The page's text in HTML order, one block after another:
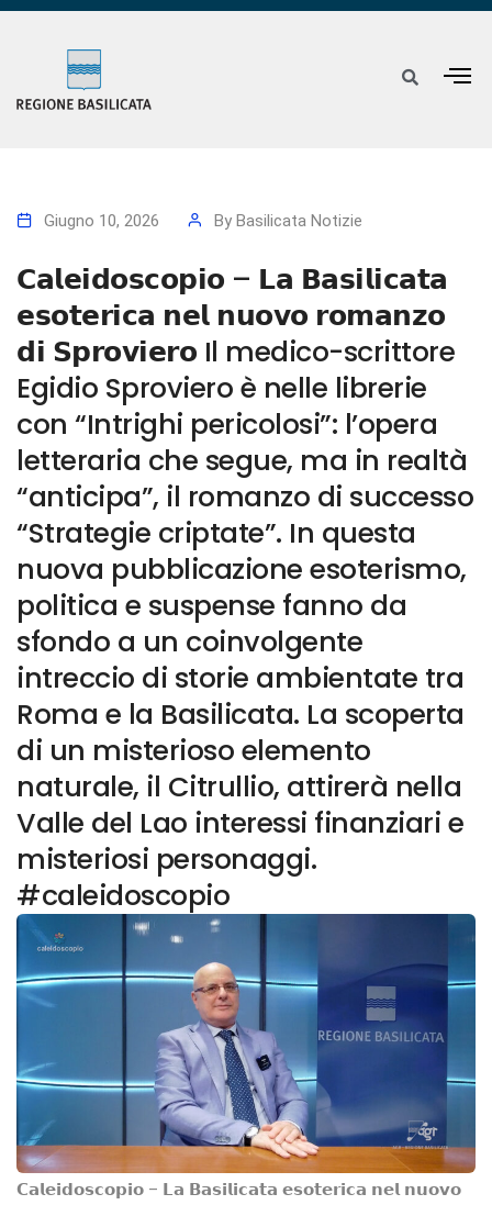
Giugno 10, 2026 By Basilicata Notizie
𝗖𝗮𝗹𝗲𝗶𝗱𝗼𝘀𝗰𝗼𝗽𝗶𝗼 – 𝗟𝗮 𝗕𝗮𝘀𝗶𝗹𝗶𝗰𝗮𝘁𝗮
𝗲𝘀𝗼𝘁𝗲𝗿𝗶𝗰𝗮 𝗻𝗲𝗹 𝗻𝘂𝗼𝘃𝗼 𝗿𝗼𝗺𝗮𝗻𝘇𝗼
𝗱𝗶 𝗦𝗽𝗿𝗼𝘃𝗶𝗲𝗿𝗼 Il medico-scrittore
Egidio Sproviero è nelle librerie
con “Intrighi pericolosi”: l’opera
letteraria che segue, ma in realtà
“anticipa”, il romanzo di successo
“Strategie criptate”. In questa
nuova pubblicazione esoterismo,
politica e suspense fanno da
sfondo a un coinvolgente
intreccio di storie ambientate tra
Roma e la Basilicata. La scoperta
di un misterioso elemento
naturale, il Citrullio, attirerà nella
Valle del Lao interessi finanziari e
misteriosi personaggi.
#caleidoscopio
𝗖𝗮𝗹𝗲𝗶𝗱𝗼𝘀𝗰𝗼𝗽𝗶𝗼 – 𝗟𝗮 𝗕𝗮𝘀𝗶𝗹𝗶𝗰𝗮𝘁𝗮 𝗲𝘀𝗼𝘁𝗲𝗿𝗶𝗰𝗮 𝗻𝗲𝗹 𝗻𝘂𝗼𝘃𝗼